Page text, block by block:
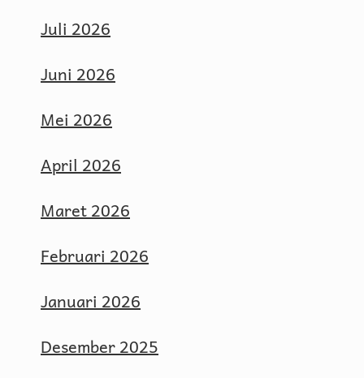
Juli 2026
Juni 2026
Mei 2026
April 2026
Maret 2026
Februari 2026
Januari 2026
Desember 2025